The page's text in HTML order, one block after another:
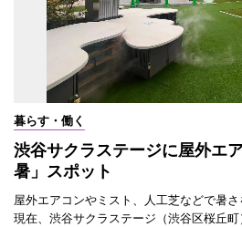
暮らす・働く
渋谷サクラステージに屋外エ
暑」スポット
屋外エアコンやミスト、人工芝などで暑
現在、渋谷サクラステージ（渋谷区桜丘